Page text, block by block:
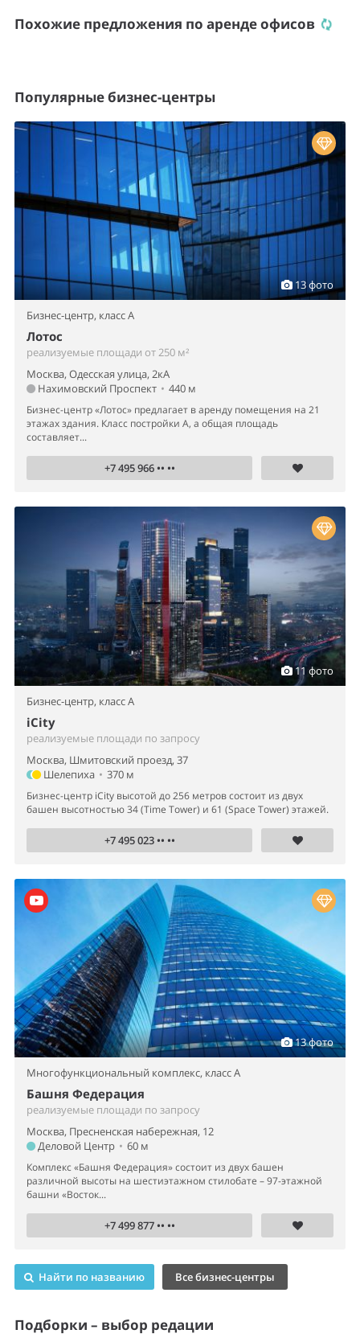
Похожие предложения по аренде офисов
Популярные бизнес-центры
13 фото
Бизнес-центр, класс A
Лотос
реализуемые площади от 250 м²
Москва, Одесская улица, 2кА
Нахимовский Проспект • 440 м
Бизнес-центр «Лотос» предлагает в аренду помещения на 21
этажах здания. Класс постройки А, а общая площадь
составляет...
+7 495 966 •• ••
11 фото
Бизнес-центр, класс A
iCity
реализуемые площади по запросу
Москва, Шмитовский проезд, 37
Шелепиха • 370 м
Бизнес-центр iCity высотой до 256 метров состоит из двух
башен высотностью 34 (Time Tower) и 61 (Space Tower) этажей.
+7 495 023 •• ••
13 фото
Многофункциональный комплекс, класс A
Башня Федерация
реализуемые площади по запросу
Москва, Пресненская набережная, 12
Деловой Центр • 60 м
Комплекс «Башня Федерация» состоит из двух башен
различной высоты на шестиэтажном стилобате – 97-этажной
башни «Восток...
+7 499 877 •• ••
Найти по названию Все бизнес-центры
Подборки – выбор редации